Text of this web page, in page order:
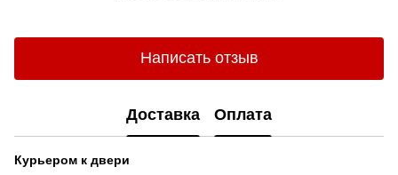
Написать отзыв
Доставка Оплата
Курьером к двери